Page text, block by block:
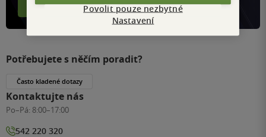
Více o aplikaci Více o klubu
Potřebujete s něčím poradit?
Často kladené dotazy
Kontaktujte nás
Po–Pá: 8:00–17:00
542 220 320
Povolit pouze nezbytné
Nastavení